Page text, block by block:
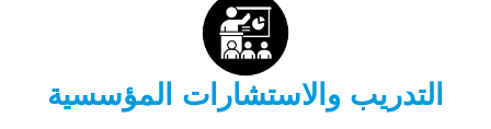
التدريب والاستشارات المؤسسية